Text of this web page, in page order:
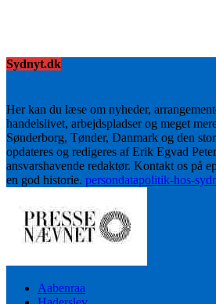
Sydnyt.dk
Her kan du læse om nyheder,
handelslivet, arbejdspladser og meget
Sønderborg, Tønder, Danmark og den
opdateres og redigeres af Erik Egvad
ansvarshavende redaktør. Kontakt os på
en god historie. persondatapolitik-hos-
Aabenraa